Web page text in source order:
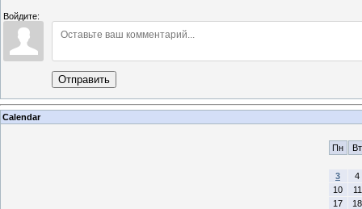
Войдите:
Отправить
Calendar
Пн Вт
3
4
10
11
17
18